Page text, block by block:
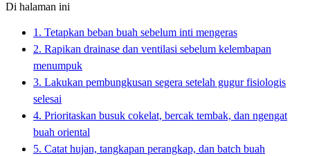
Di halaman ini
1. Tetapkan beban buah sebelum inti mengeras
2. Rapikan drainase dan ventilasi sebelum kelembapan
menumpuk
3. Lakukan pembungkusan segera setelah gugur fisiologis
selesai
4. Prioritaskan busuk cokelat, bercak tembak, dan ngengat
buah oriental
5. Catat hujan, tangkapan perangkap, dan batch buah